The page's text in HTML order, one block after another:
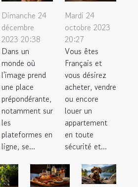
Dimanche 24
décembre
2023 20:38
Dans un
monde où
l'image prend
une place
prépondérante,
notamment sur
les
plateformes en
ligne, se...
Mardi 24
octobre 2023
20:27
Vous êtes
Français et
vous désirez
acheter, vendre
ou encore
louer un
appartement
en toute
sécurité et...